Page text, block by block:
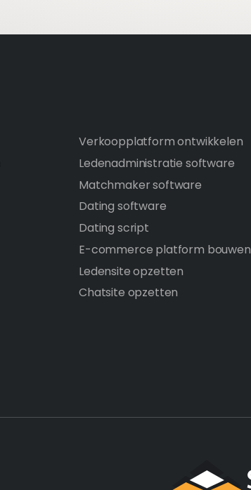
Verkoopplatform ontwikkelen
Ledenadministratie software
Matchmaker software
Dating software
Dating script
E-commerce platform bouwen
Ledensite opzetten
Chatsite opzetten